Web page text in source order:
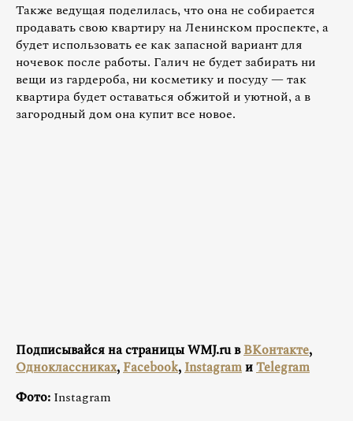
Также ведущая поделилась, что она не собирается
продавать свою квартиру на Ленинском проспекте, а
будет использовать ее как запасной вариант для
ночевок после работы. Галич не будет забирать ни
вещи из гардероба, ни косметику и посуду — так
квартира будет оставаться обжитой и уютной, а в
загородный дом она купит все новое.
Подписывайся на страницы WMJ.ru вВКонтакте,
Одноклассниках, Facebook, InstagramиTelegram
Фото: Instagram